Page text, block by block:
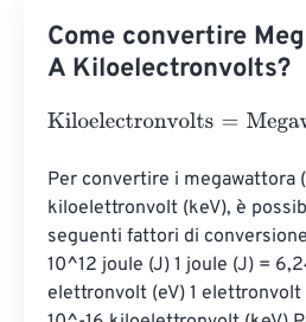
Come convertire
A Kiloelectronvolts?
Kiloelectronvolts=Megawatt-
Per convertire i megawattora
kiloelettronvolt (keV), è
seguenti fattori di
10^12 joule (J) 1 joule (J) =
elettronvolt (eV) 1 elettronvolt